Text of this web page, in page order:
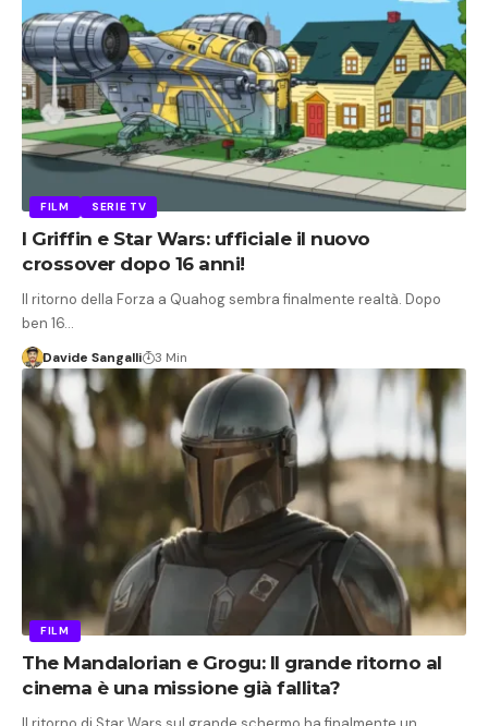
FILM SERIE TV
I Griffin e Star Wars: ufficiale il nuovo
crossover dopo 16 anni!
Il ritorno della Forza a Quahog sembra finalmente realtà. Dopo
ben 16…
Davide Sangalli 3 Min
FILM
The Mandalorian e Grogu: Il grande ritorno al
cinema è una missione già fallita?